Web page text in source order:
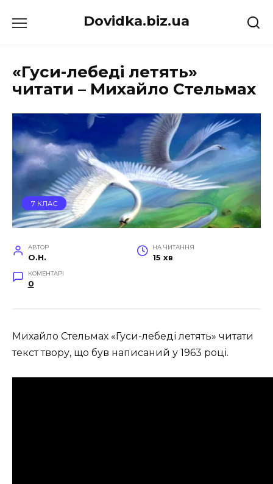
до
Dovidka.biz.ua
«Гуси-лебеді летять»
читати – Михайло Стельмах
7 КЛАС
АВТОР
O.H.
НА ЧИТАННЯ
15 хв
КОМЕНТАРІ
0
Михайло Стельмах «Гуси-лебеді летять» читати
текст твору, що був написаний у 1963 році.